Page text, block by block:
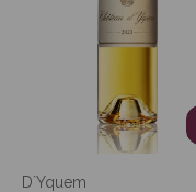
D`Yquem